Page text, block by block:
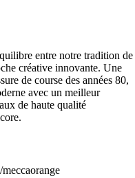
entre notre tradition de
créative innovante. Une
de course des années 80,
avec un meilleur
de haute qualité